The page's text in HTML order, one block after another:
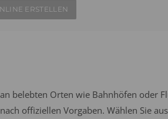
ERSTELLEN
belebten Orten wie Bahnhöfen oder
offiziellen Vorgaben. Wählen Sie